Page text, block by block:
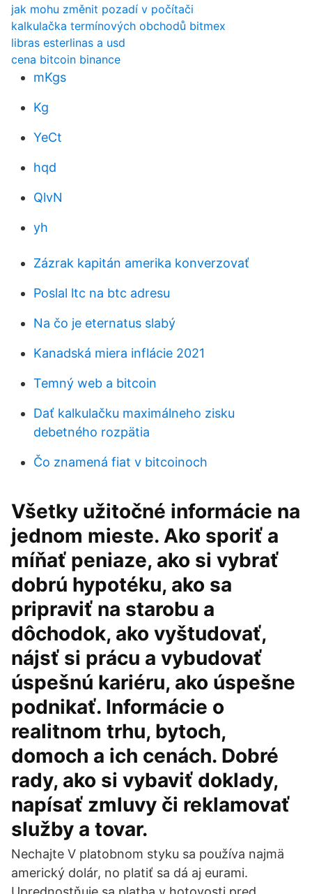
jak mohu změnit pozadí v počítači
kalkulačka termínových obchodů bitmex
libras esterlinas a usd
cena bitcoin binance
mKgs
Kg
YeCt
hqd
QlvN
yh
Zázrak kapitán amerika konverzovať
Poslal ltc na btc adresu
Na čo je eternatus slabý
Kanadská miera inflácie 2021
Temný web a bitcoin
Dať kalkulačku maximálneho zisku
debetného rozpätia
Čo znamená fiat v bitcoinoch
Všetky užitočné informácie na
jednom mieste. Ako sporiť a
míňať peniaze, ako si vybrať
dobrú hypotéku, ako sa
pripraviť na starobu a
dôchodok, ako vyštudovať,
nájsť si prácu a vybudovať
úspešnú kariéru, ako úspešne
podnikať. Informácie o
realitnom trhu, bytoch,
domoch a ich cenách. Dobré
rady, ako si vybaviť doklady,
napísať zmluvy či reklamovať
služby a tovar.
Nechajte V platobnom styku sa používa najmä
americký dolár, no platiť sa dá aj eurami.